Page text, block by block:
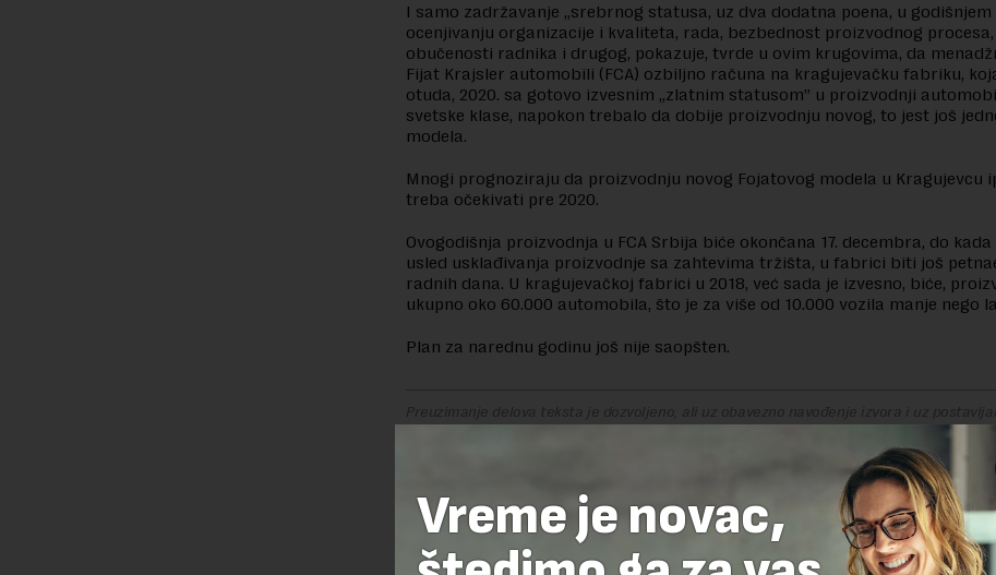
I samo zadržavanje „srebrnog statusa, uz dva dodatna poena, u godišnjem
ocenjivanju organizacije i kvaliteta, rada, bezbednost proizvodnog procesa,
obučenosti radnika i drugog, pokazuje, tvrde u ovim krugovima, da
Fijat Krajsler automobili (FCA) ozbiljno računa na kragujevačku fabriku,
otuda, 2020. sa gotovo izvesnim „zlatnim statusom” u proizvodnji
svetske klase, napokon trebalo da dobije proizvodnju novog, to jest još
modela.
Mnogi prognoziraju da proizvodnju novog Fojatovog modela u Kragujevcu
treba očekivati pre 2020.
Ovogodišnja proizvodnja u FCA Srbija biće okončana 17. decembra, do kada
usled usklađivanja proizvodnje sa zahtevima tržišta, u fabrici biti još
radnih dana. U kragujevačkoj fabrici u 2018, već sada je izvesno, biće,
ukupno oko 60.000 automobila, što je za više od 10.000 vozila manje nego
Plan za narednu godinu još nije saopšten.
Preuzimanje delova teksta je dozvoljeno, ali uz obavezno navođenje izvora i uz
ka izvornom tekstu na novaekonomija.rs
OSTAVITE ODGOVOR
Vreme je novac,